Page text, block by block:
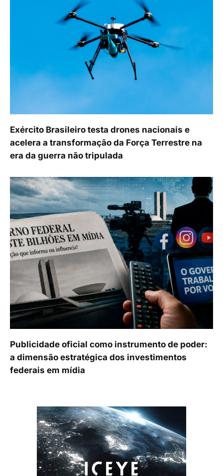
Exército Brasileiro testa drones nacionais e
acelera a transformação da Força Terrestre na
era da guerra não tripulada
Publicidade oficial como instrumento de poder:
a dimensão estratégica dos investimentos
federais em mídia